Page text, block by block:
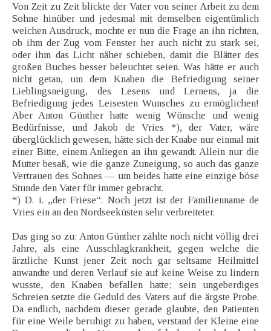
Von Zeit zu Zeit blickte der Vater von seiner Arbeit zu dem
Sohne hinüber und jedesmal mit demselben eigentümlich
weichen Ausdruck, mochte er nun die Frage an ihn richten,
ob ihm der Zug vom Fenster her auch nicht zu stark sei,
oder ihm das Licht näher schieben, damit die Blätter des
großen Buches besser beleuchtet seien. Was hätte er auch
nicht getan, um dem Knaben die Befriedigung seiner
Lieblingsneigung, des Lesens und Lernens, ja die
Befriedigung jedes Leisesten Wunsches zu ermöglichen!
Aber Anton Günther hatte wenig Wünsche und wenig
Bedürfnisse, und Jakob de Vries *), der Vater, wäre
überglücklich gewesen, hätte sich der Knabe nur einmal mit
einer Bitte, einem Anliegen an ihn gewandt. Allein nur die
Mutter besaß, wie die ganze Zuneigung, so auch das ganze
Vertrauen des Sohnes — um beides hatte eine einzige böse
Stunde den Vater für immer gebracht.
*) D. i. „der Friese“. Noch jetzt ist der Familienname de
Vries ein an den Nordseeküsten sehr verbreiteter.
Das ging so zu: Anton Günther zählte noch nicht völlig drei
Jahre, als eine Ausschlagkrankheit, gegen welche die
ärztliche Kunst jener Zeit noch gar seltsame Heilmittel
anwandte und deren Verlauf sie auf keine Weise zu lindern
wusste, den Knaben befallen hatte; sein ungeberdiges
Schreien setzte die Geduld des Vaters auf die ärgste Probe.
Da endlich, nachdem dieser gerade glaubte, den Patienten
für eine Weile beruhigt zu haben, verstand der Kleine eine